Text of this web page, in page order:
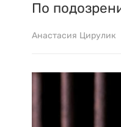
По
Анастасия Цирулик